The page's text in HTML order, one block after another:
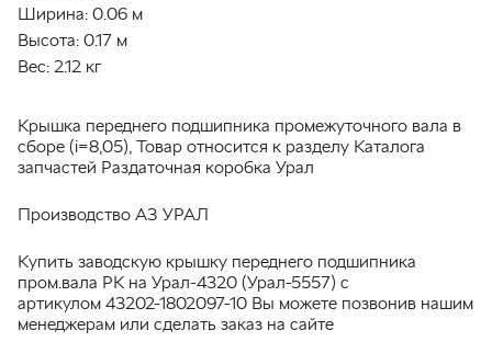
Ширина: 0.06 м
Высота: 0.17 м
Вес: 2.12 кг
Крышка переднего подшипника промежуточного вала в
сборе (i=8,05), Товар относится к разделу Каталога
запчастей Раздаточная коробка Урал
Производство АЗ УРАЛ
Купить заводскую крышку переднего подшипника
пром.вала РК на Урал-4320 (Урал-5557) с
артикулом 43202-1802097-10 Вы можете позвонив нашим
менеджерам или сделать заказ на сайте